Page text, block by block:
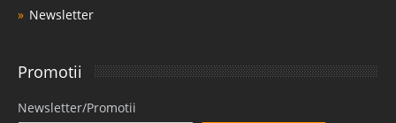
Newsletter
Promotii
Newsletter/Promotii